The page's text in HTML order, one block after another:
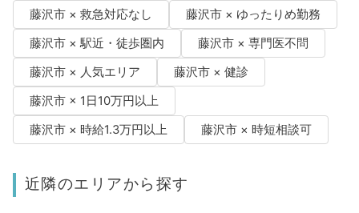
藤沢市 × 救急対応なし
藤沢市 × ゆったりめ勤務
藤沢市 × 駅近・徒歩圏内
藤沢市 × 専門医不問
藤沢市 × 人気エリア
藤沢市 × 健診
藤沢市 × 1日10万円以上
藤沢市 × 時給1.3万円以上
藤沢市 × 時短相談可
近隣のエリアから探す